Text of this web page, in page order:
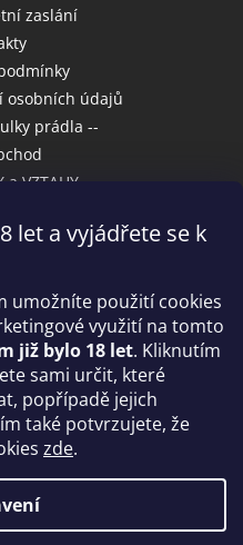
let a vyjádřete se k
umožníte použití cookies
využití na tomto
již bylo 18 let. Kliknutím
sami určit, které
popřípadě jejich
také potvrzujete, že
zde.
zaslání
osobních údajů
prádla --
a VZTAHY
platby